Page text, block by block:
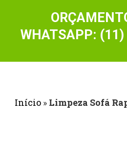
WHATSAPP:
Início » Limpeza Sofá